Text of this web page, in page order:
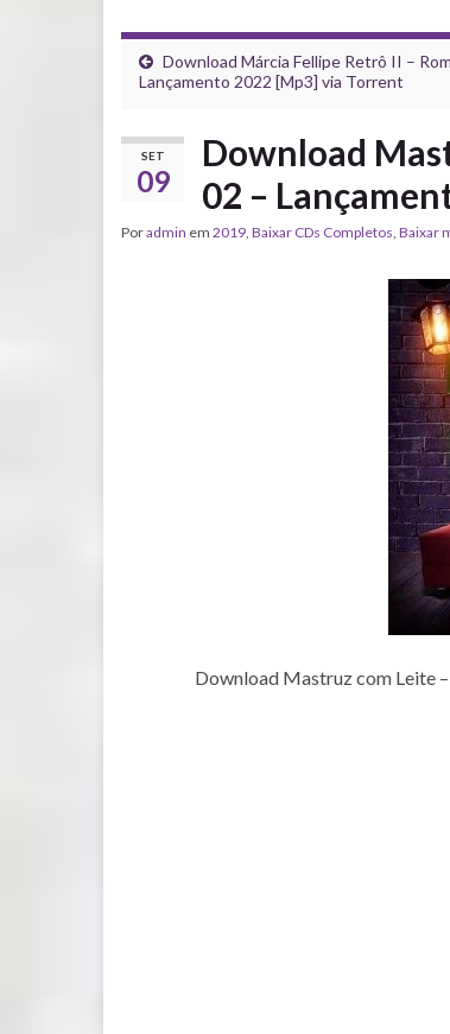
Download Márcia Fellipe Retrô II –
Lançamento 2022 [Mp3] via Torrent
SET
09
Download
02 –
Poradmin em 2019, Baixar CDs Completos, Baixar
Download Mastruz com Leite